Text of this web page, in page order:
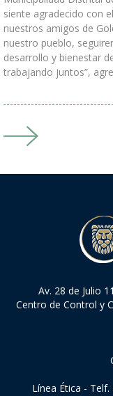
siente agradecido con
nuestros amigos de
nuestro pueblo,
desarrollo y bienestar
trabajando juntos”,
Av. 28 de Julio
Centro de Control y
Línea Ética -